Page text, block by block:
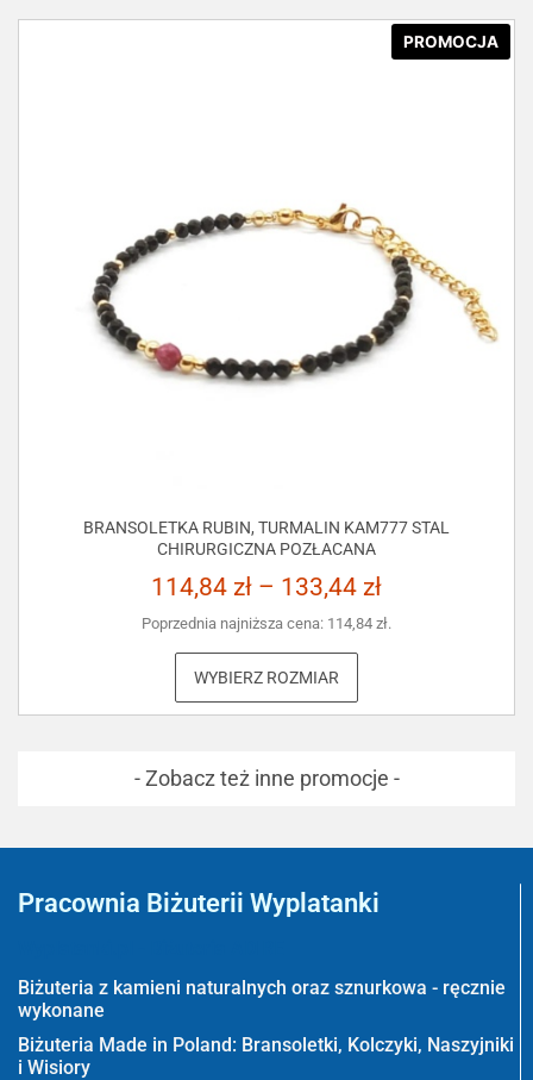
PROMOCJA
BRANSOLETKA RUBIN, TURMALIN KAM777 STAL
CHIRURGICZNA POZŁACANA
114,84 zł – 133,44 zł
Poprzednia najniższa cena: 114,84 zł.
WYBIERZ ROZMIAR
- Zobacz też inne promocje -
Pracownia Biżuterii Wyplatanki
Biżuteria z kamieni naturalnych oraz sznurkowa - ręcznie
wykonane
Biżuteria Made in Poland: Bransoletki, Kolczyki, Naszyjniki
i Wisiory